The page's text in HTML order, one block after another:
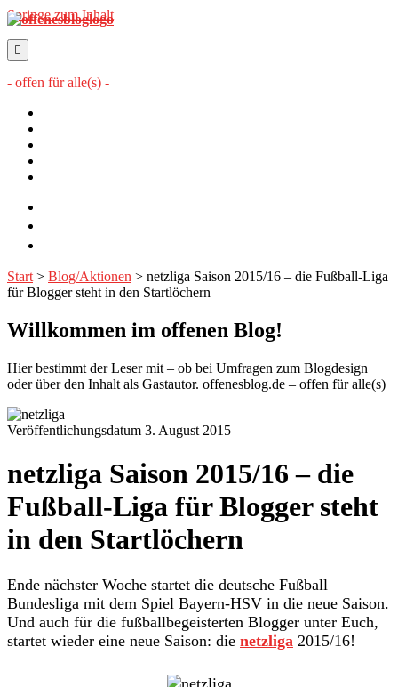
Springe zum Inhalt
offenesblog.de
- offen für alle(s) -
Start > Blog/Aktionen > netzliga Saison 2015/16 – die Fußball-Liga
für Blogger steht in den Startlöchern
Willkommen im offenen Blog!
Hier bestimmt der Leser mit – ob bei Umfragen zum Blogdesign
oder über den Inhalt als Gastautor. offenesblog.de – offen für alle(s)
Veröffentlichungsdatum 3. August 2015
netzliga Saison 2015/16 – die
Fußball-Liga für Blogger steht
in den Startlöchern
Ende nächster Woche startet die deutsche Fußball
Bundesliga mit dem Spiel Bayern-HSV in die neue Saison.
Und auch für die fußballbegeisterten Blogger unter Euch,
startet wieder eine neue Saison: die netzliga 2015/16!